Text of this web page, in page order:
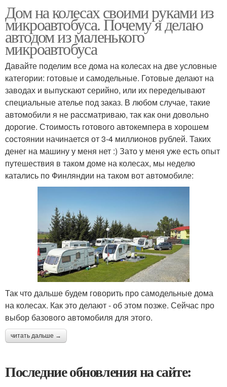
Дом на колесах своими руками из
микроавтобуса. Почему я делаю
автодом из маленького
микроавтобуса
Давайте поделим все дома на колесах на две условные
категории: готовые и самодельные. Готовые делают на
заводах и выпускают серийно, или их переделывают
специальные ателье под заказ. В любом случае, такие
автомобили я не рассматриваю, так как они довольно
дорогие. Стоимость готового автокемпера в хорошем
состоянии начинается от 3-4 миллионов рублей. Таких
денег на машину у меня нет :) Зато у меня уже есть опыт
путешествия в таком доме на колесах, мы неделю
катались по Финляндии на таком вот автомобиле:
Так что дальше будем говорить про самодельные дома
на колесах. Как это делают - об этом позже. Сейчас про
выбор базового автомобиля для этого.
читать дальше →
Последние обновления на сайте: